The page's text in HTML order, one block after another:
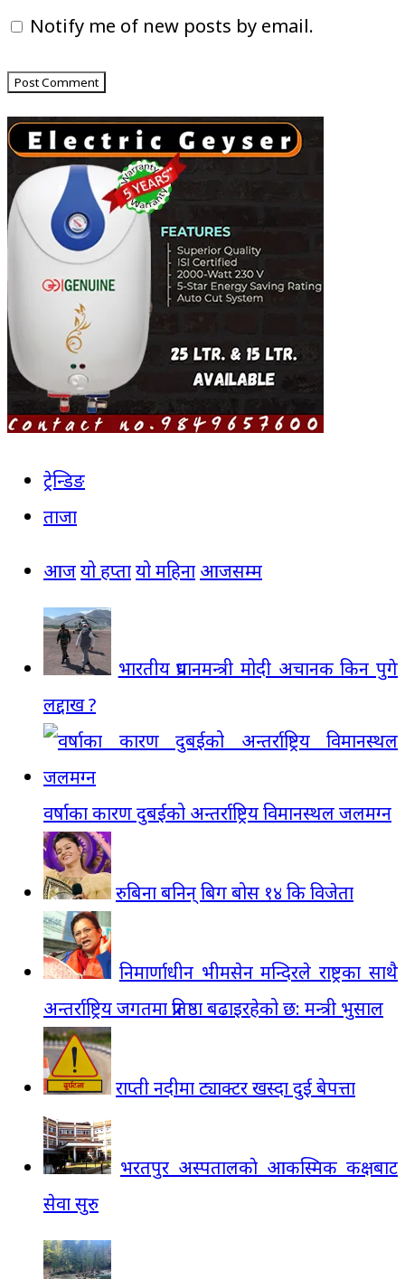
Notify me of new posts by email.
ट्रेन्डिङ
ताजा
आजयो हप्तायो महिना आजसम्म
भारतीय प्रधानमन्त्री मोदी अचानक किन पुगे
लद्दाख ?
वर्षाका कारण दुबईको अन्तर्राष्ट्रिय विमानस्थल जलमग्न
रुबिना बनिन् बिग बोस १४ कि विजेता
निमार्णाधीन भीमसेन मन्दिरले राष्ट्रका साथै
अन्तर्राष्ट्रिय जगतमा प्रतिष्ठा बढाइरहेको छ: मन्त्री भुसाल
राप्ती नदीमा ट्याक्टर खस्दा दुई बेपत्ता
भरतपुर अस्पतालकाे आकस्मिक कक्षबाट
सेवा सुरु